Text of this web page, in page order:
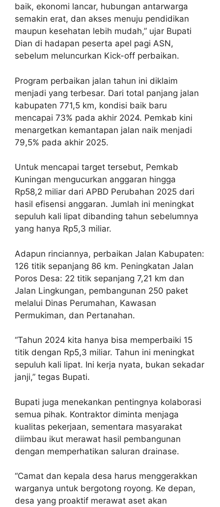
baik, ekonomi lancar, hubungan antarwarga
semakin erat, dan akses menuju pendidikan
maupun kesehatan lebih mudah,” ujar Bupati
Dian di hadapan peserta apel pagi ASN,
sebelum meluncurkan Kick-off perbaikan.
Program perbaikan jalan tahun ini diklaim
menjadi yang terbesar. Dari total panjang jalan
kabupaten 771,5 km, kondisi baik baru
mencapai 73% pada akhir 2024. Pemkab kini
menargetkan kemantapan jalan naik menjadi
79,5% pada akhir 2025.
Untuk mencapai target tersebut, Pemkab
Kuningan mengucurkan anggaran hingga
Rp58,2 miliar dari APBD Perubahan 2025 dari
hasil efisensi anggaran. Jumlah ini meningkat
sepuluh kali lipat dibanding tahun sebelumnya
yang hanya Rp5,3 miliar.
Adapun rinciannya, perbaikan Jalan Kabupaten:
126 titik sepanjang 86 km. Peningkatan Jalan
Poros Desa: 22 titik sepanjang 7,21 km dan
Jalan Lingkungan, pembangunan 250 paket
melalui Dinas Perumahan, Kawasan
Permukiman, dan Pertanahan.
“Tahun 2024 kita hanya bisa memperbaiki 15
titik dengan Rp5,3 miliar. Tahun ini meningkat
sepuluh kali lipat. Ini kerja nyata, bukan sekadar
janji,” tegas Bupati.
Bupati juga menekankan pentingnya kolaborasi
semua pihak. Kontraktor diminta menjaga
kualitas pekerjaan, sementara masyarakat
diimbau ikut merawat hasil pembangunan
dengan memperhatikan saluran drainase.
“Camat dan kepala desa harus menggerakkan
warganya untuk bergotong royong. Ke depan,
desa yang proaktif merawat aset akan